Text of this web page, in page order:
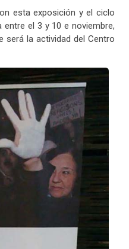
esta exposición y el ciclo
el 3 y 10 e noviembre,
será la actividad del Centro